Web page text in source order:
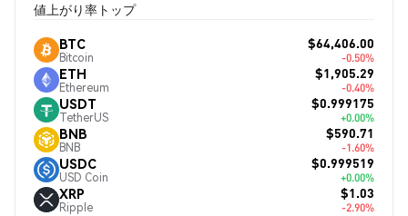
値上がり率トップ
BTC
Bitcoin
$64,406.00
-0.50%
ETH
Ethereum
$1,905.29
-0.40%
USDT
TetherUS
$0.999175
+0.00%
BNB
BNB
$590.71
-1.60%
USDC
USD Coin
$0.999519
+0.00%
XRP
Ripple
$1.03
-2.90%